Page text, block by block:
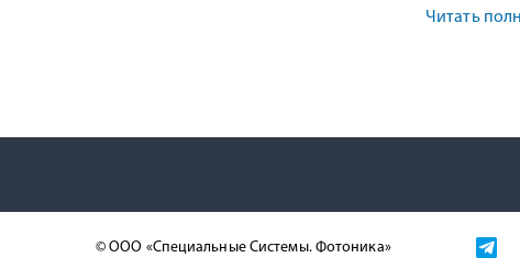
Читать
© ООО «Специальные Системы. Фотоника»